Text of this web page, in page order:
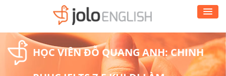
HỌC VIÊN ĐỖ QUANG ANH: CHINH